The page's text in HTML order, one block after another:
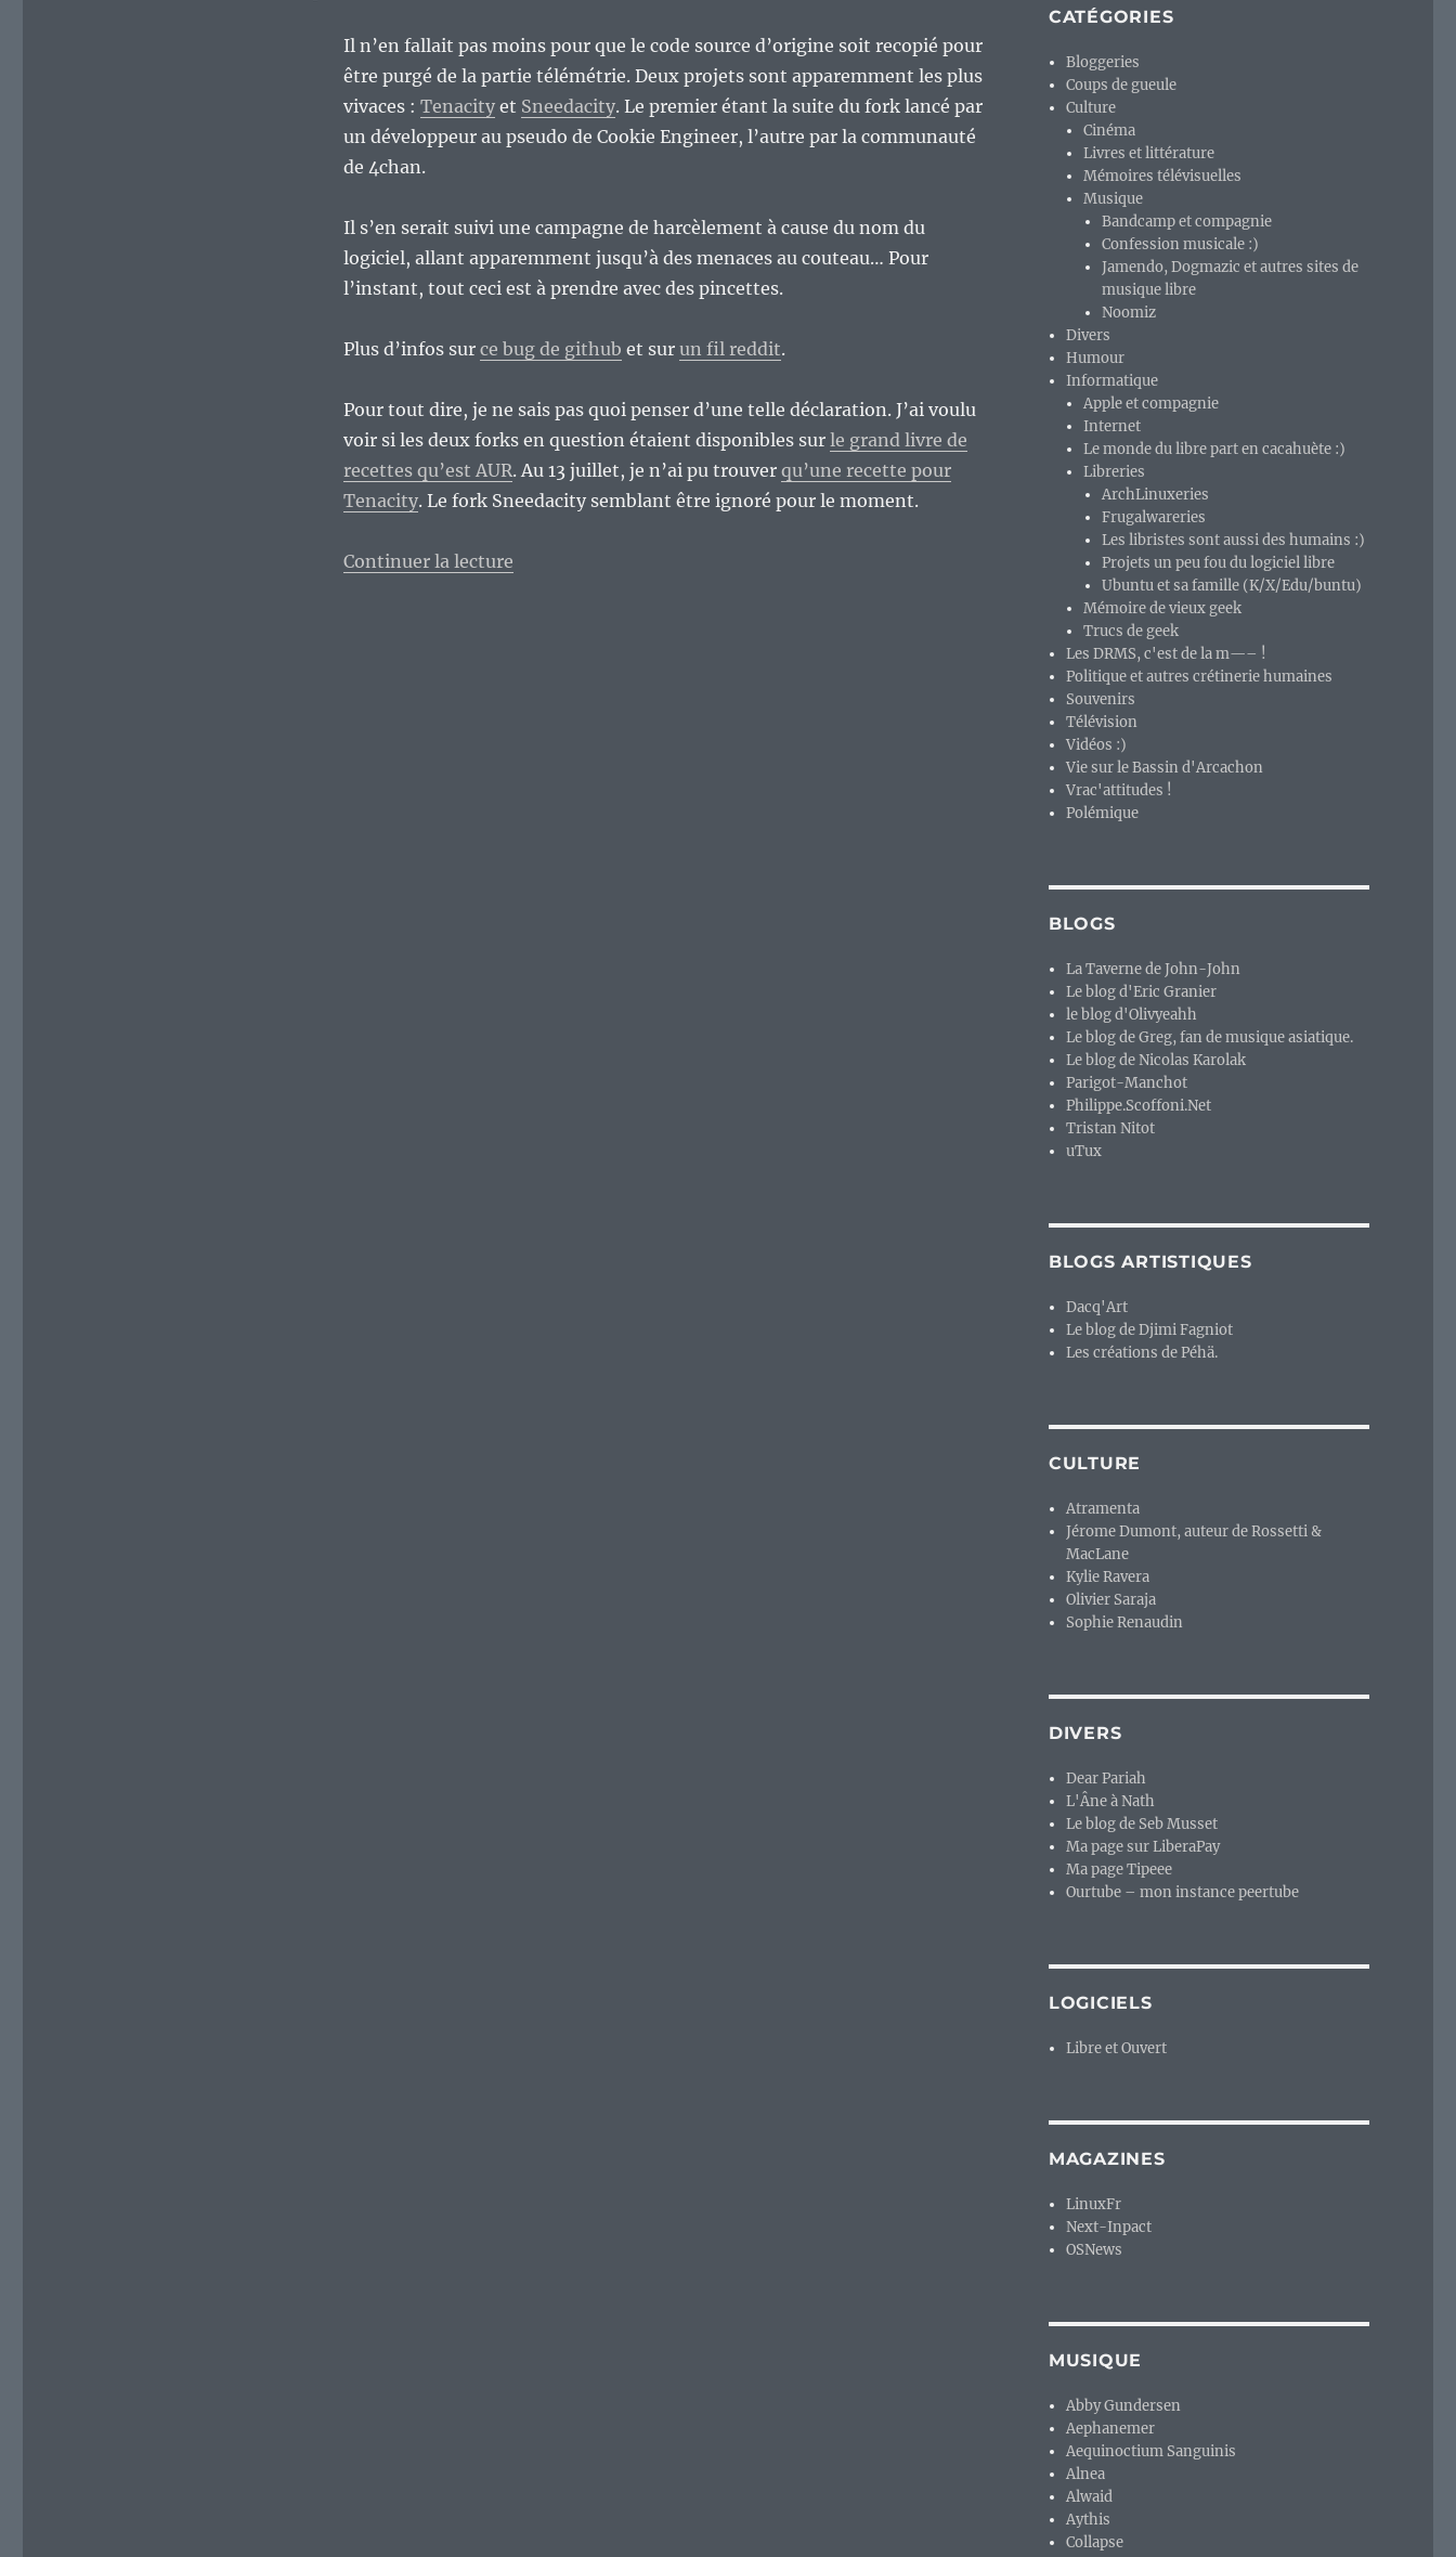
Il n’en fallait pas moins pour que le code source d’origine soit recopié pour
être purgé de la partie télémétrie. Deux projets sont apparemment les plus
vivaces : Tenacityet Sneedacity. Le premier étant la suite du fork lancé par
un développeur au pseudo de Cookie Engineer, l’autre par la communauté
de 4chan.
Il s’en serait suivi une campagne de harcèlement à cause du nom du
logiciel, allant apparemment jusqu’à des menaces au couteau… Pour
l’instant, tout ceci est à prendre avec des pincettes.
Plus d’infos sur ce bug de github et sur un fil reddit.
Pour tout dire, je ne sais pas quoi penser d’une telle déclaration. J’ai voulu
voir si les deux forks en question étaient disponibles sur le grand livre de
recettes qu’est AUR. Au 13 juillet, je n’ai pu trouver qu’une recette pour
Tenacity. Le fork Sneedacity semblant être ignoré pour le moment.
Continuer la lecturede « Tenacity et Sneedacity, les deux forks principaux d’Audacity 3.x. »
CATÉGORIES
Bloggeries
Coups de gueule
Culture
Cinéma
Livres et littérature
Mémoires télévisuelles
Musique
Bandcamp et compagnie
Confession musicale :)
Jamendo, Dogmazic et autres sites de
musique libre
Noomiz
Divers
Humour
Informatique
Apple et compagnie
Internet
Le monde du libre part en cacahuète :)
Libreries
ArchLinuxeries
Frugalwareries
Les libristes sont aussi des humains :)
Projets un peu fou du logiciel libre
Ubuntu et sa famille (K/X/Edu/buntu)
Mémoire de vieux geek
Trucs de geek
Les DRMS, c'est de la m—– !
Politique et autres crétinerie humaines
Souvenirs
Télévision
Vidéos :)
Vie sur le Bassin d'Arcachon
Vrac'attitudes !
Polémique
BLOGS
La Taverne de John-John
Le blog d'Eric Granier
le blog d'Olivyeahh
Le blog de Greg, fan de musique asiatique.
Le blog de Nicolas Karolak
Parigot-Manchot
Philippe.Scoffoni.Net
Tristan Nitot
uTux
BLOGS ARTISTIQUES
Dacq'Art
Le blog de Djimi Fagniot
Les créations de Péhä.
CULTURE
Atramenta
Jérome Dumont, auteur de Rossetti &
MacLane
Kylie Ravera
Olivier Saraja
Sophie Renaudin
DIVERS
Dear Pariah
L'Âne à Nath
Le blog de Seb Musset
Ma page sur LiberaPay
Ma page Tipeee
Ourtube – mon instance peertube
LOGICIELS
Libre et Ouvert
MAGAZINES
LinuxFr
Next-Inpact
OSNews
MUSIQUE
Abby Gundersen
Aephanemer
Aequinoctium Sanguinis
Alnea
Alwaid
Aythis
Collapse